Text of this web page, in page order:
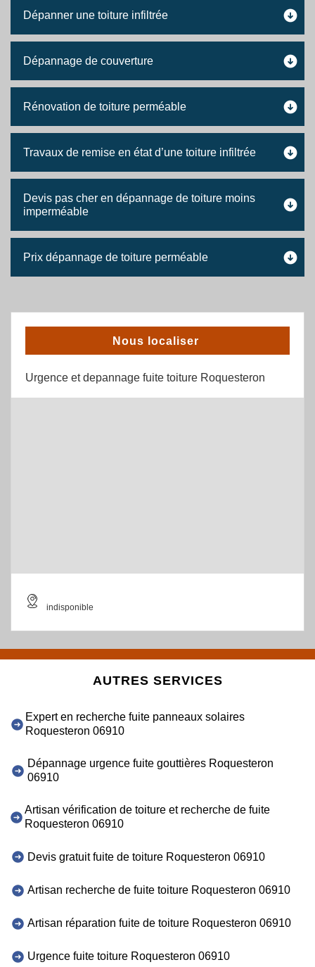
Dépanner une toiture infiltrée
Dépannage de couverture
Rénovation de toiture perméable
Travaux de remise en état d’une toiture infiltrée
Devis pas cher en dépannage de toiture moins
imperméable
Prix dépannage de toiture perméable
Nous localiser
Urgence et depannage fuite toiture Roquesteron
indisponible
AUTRES SERVICES
Expert en recherche fuite panneaux solaires
Roquesteron 06910
Dépannage urgence fuite gouttières Roquesteron
06910
Artisan vérification de toiture et recherche de fuite
Roquesteron 06910
Devis gratuit fuite de toiture Roquesteron 06910
Artisan recherche de fuite toiture Roquesteron 06910
Artisan réparation fuite de toiture Roquesteron 06910
Urgence fuite toiture Roquesteron 06910